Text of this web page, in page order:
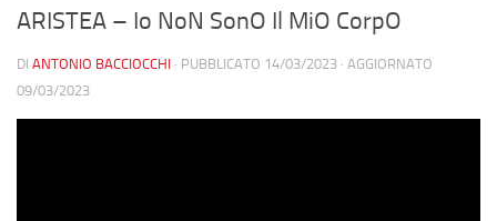
ARISTEA – Io NoN SonO Il MiO CorpO
DI ANTONIO BACCIOCCHI · PUBBLICATO 14/03/2023 · AGGIORNATO
09/03/2023